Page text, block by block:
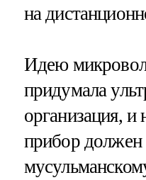
на
Идею
придумала
организация, и
прибор должен